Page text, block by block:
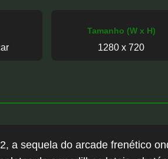
Tamanho (W x H)
1280 x 720
a sequela do arcade frenético